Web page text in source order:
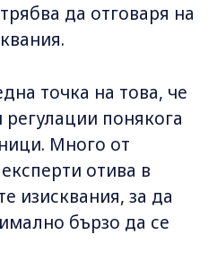
да отговаря на
точка на това, че
понякога
Много от
отива в
изисквания, за да
бързо да се